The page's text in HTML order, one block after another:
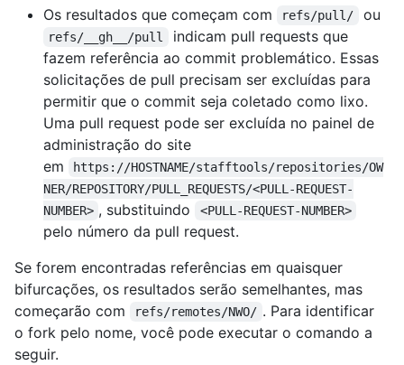
Os resultados que começam com
refs/pull/ ou
refs/__gh__/pull
indicam pull requests que
fazem referência ao commit problemático. Essas
solicitações de pull precisam ser excluídas para
permitir que o commit seja coletado como lixo.
Uma pull request pode ser excluída no painel de
administração do site
em
https://HOSTNAME/stafftools/repositories/OW
NER/REPOSITORY/PULL_REQUESTS/<PULL-REQUEST-
NUMBER> , substituindo <PULL-REQUEST-NUMBER>
pelo número da pull request.
Se forem encontradas referências em quaisquer
bifurcações, os resultados serão semelhantes, mas
começarão com
refs/remotes/NWO/ . Para identificar
o fork pelo nome, você pode executar o comando a
seguir.